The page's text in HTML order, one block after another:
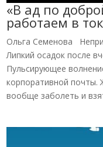
«В ад по
работаем в
Ольга Семенова
Липкий осадок после
Пульсирующее
корпоративной почты.
вообще заболеть и